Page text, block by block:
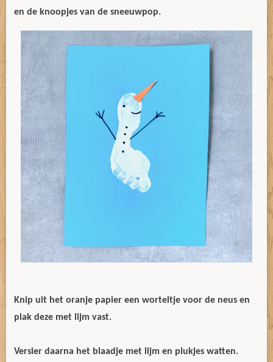
en de knoopjes van de sneeuwpop.
Knip uit het oranje papier een worteltje voor de neus en
plak deze met lijm vast.
Versier daarna het blaadje met lijm en plukjes watten.